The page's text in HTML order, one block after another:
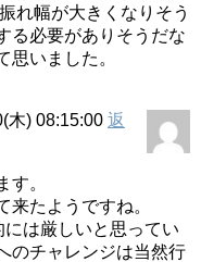
れ幅が大きくなりそう
る必要がありそうだな
思いました。
木) 08:15:00 返
す。
来たようですね。
は厳しいと思ってい
のチャレンジは当然行